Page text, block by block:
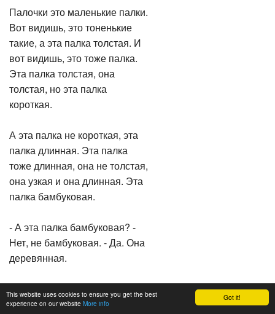
Got it!
This website uses cookies to ensure you get the best
experience on our website More info
Палочки это маленькие палки.
Вот видишь, это тоненькие
такие, а эта палка толстая. И
вот видишь, это тоже палка.
Эта палка толстая, она
толстая, но эта палка
короткая.
А эта палка не короткая, эта
палка длинная. Эта палка
тоже длинная, она не толстая,
она узкая и она длинная. Эта
палка бамбуковая.
- А эта палка бамбуковая? -
Нет, не бамбуковая. - Да. Она
деревянная.
Тоже деревянная. Стол тоже
деревянный. Стол